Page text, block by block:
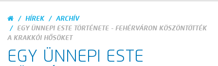
HÍREK
ARCHÍV
EGY ÜNNEPI ESTE TÖRTÉNETE - FEHÉRVÁRON KÖSZÖNTÖTTÉK
A KRAKKÓI HŐSÖKET
EGY ÜNNEPI ESTE